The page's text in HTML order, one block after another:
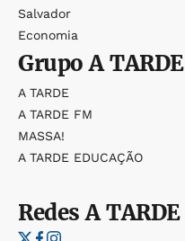
Salvador
Economia
GrupoA TARDE
A TARDE
A TARDE FM
MASSA!
A TARDE EDUCAÇÃO
RedesA TARDE